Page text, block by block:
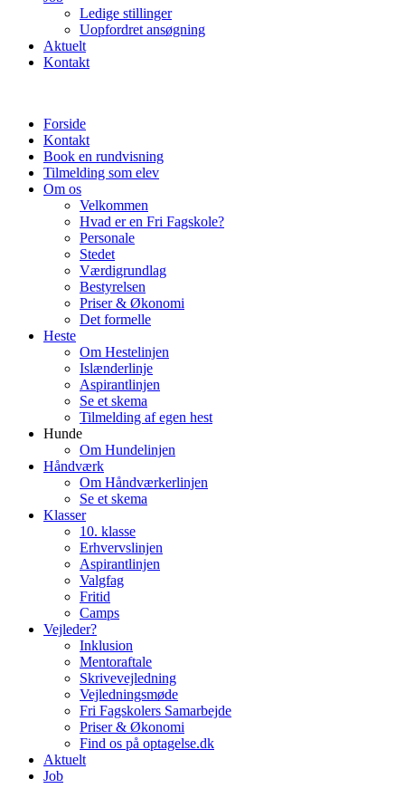
Ledige stillinger
Uopfordret ansøgning
Aktuelt
Kontakt
Forside
Kontakt
Book en rundvisning
Tilmelding som elev
Om os
Velkommen
Hvad er en Fri Fagskole?
Personale
Stedet
Værdigrundlag
Bestyrelsen
Priser & Økonomi
Det formelle
Heste
Om Hestelinjen
Islænderlinje
Aspirantlinjen
Se et skema
Tilmelding af egen hest
Hunde
Om Hundelinjen
Håndværk
Om Håndværkerlinjen
Se et skema
Klasser
10. klasse
Erhvervslinjen
Aspirantlinjen
Valgfag
Fritid
Camps
Vejleder?
Inklusion
Mentoraftale
Skrivevejledning
Vejledningsmøde
Fri Fagskolers Samarbejde
Priser & Økonomi
Find os på optagelse.dk
Aktuelt
Job